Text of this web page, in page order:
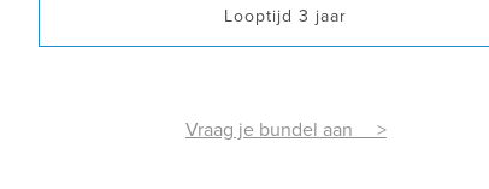
Looptijd 3 jaar
Vraag je bundel aan >